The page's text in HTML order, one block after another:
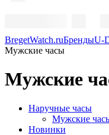
BregetWatch.ruБрендыU-
Мужские часы
Мужские
Наручные часы
Мужские
Новинки